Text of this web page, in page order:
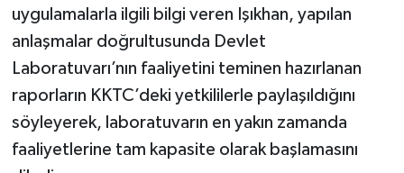
uygulamalarla ilgili bilgi veren Işıkhan, yapılan
anlaşmalar doğrultusunda Devlet
Laboratuvarı’nın faaliyetini teminen hazırlanan
raporların KKTC’deki yetkililerle paylaşıldığını
söyleyerek, laboratuvarın en yakın zamanda
faaliyetlerine tam kapasite olarak başlamasını